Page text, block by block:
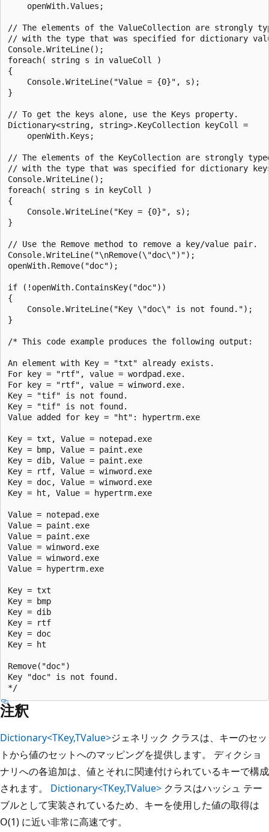
    openWith.Values;
// The elements of the ValueCollection are strongly
// with the type that was specified for dictionary
Console.WriteLine();
foreach( string s in valueColl )
{
    Console.WriteLine("Value = {0}", s);
}
// To get the keys alone, use the Keys property.
Dictionary<string, string>.KeyCollection keyColl =
    openWith.Keys;
// The elements of the KeyCollection are strongly
// with the type that was specified for dictionary
Console.WriteLine();
foreach( string s in keyColl )
{
    Console.WriteLine("Key = {0}", s);
}
// Use the Remove method to remove a key/value pair.
Console.WriteLine("\nRemove(\"doc\")");
openWith.Remove("doc");
if (!openWith.ContainsKey("doc"))
{
    Console.WriteLine("Key \"doc\" is not found.");
}
/* This code example produces the following output:
An element with Key = "txt" already exists.
For key = "rtf", value = wordpad.exe.
For key = "rtf", value = winword.exe.
Key = "tif" is not found.
Key = "tif" is not found.
Value added for key = "ht": hypertrm.exe
Key = txt, Value = notepad.exe
Key = bmp, Value = paint.exe
Key = dib, Value = paint.exe
Key = rtf, Value = winword.exe
Key = doc, Value = winword.exe
Key = ht, Value = hypertrm.exe
Value = notepad.exe
Value = paint.exe
Value = paint.exe
Value = winword.exe
Value = winword.exe
Value = hypertrm.exe
Key = txt
Key = bmp
Key = dib
Key = rtf
Key = doc
Key = ht
Remove("doc")
Key "doc" is not found.
注釈
Dictionary<TKey,TValue>ジェネリック クラスは、キーのセッ
トから値のセットへのマッピングを提供します。 ディクショ
ナリへの各追加は、値とそれに関連付けられているキーで構成
されます。 Dictionary<TKey,TValue> クラスはハッシュ テー
ブルとして実装されているため、キーを使用した値の取得は
O(1) に近い非常に高速です。